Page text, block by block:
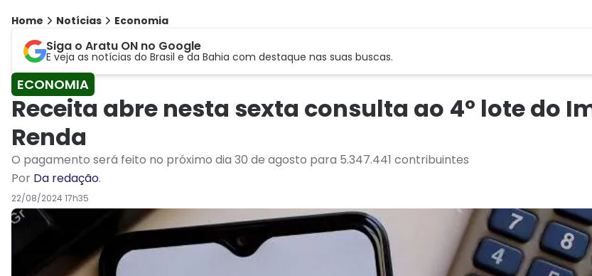
Home Notícias Economia
Siga o Aratu ON no Google
E veja as notícias do Brasil e da Bahia com destaque nas suas buscas.
ECONOMIA
Receita abre nesta sexta consulta ao 4º lote do
Renda
O pagamento será feito no próximo dia 30 de agosto para 5.347.441 contribuintes
Por Da redação.
22/08/2024 17h35